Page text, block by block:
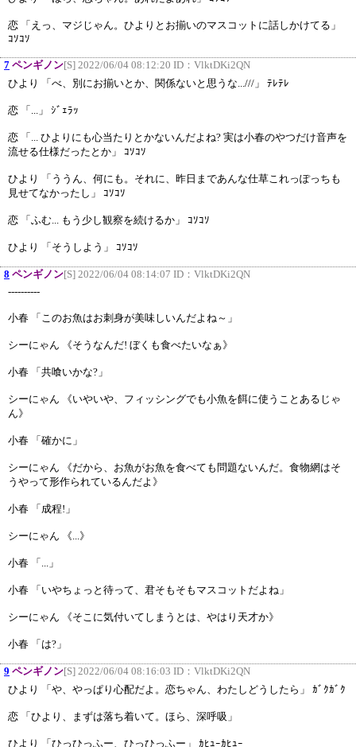
恋 「えっ、マジじゃん。ひよりとお揃いのマスコットに話しかけてる」
ｺｿｺｿ
7 ペンギノン[S] 2022/06/04 08:12:20 ID： VlktDKi2QN
ひより 「べ、別にお揃いとか、関係ないと思うな...///」 ﾃﾚﾃﾚ
恋 「...」 ｼﾞｪﾗｯ
恋 「... ひよりにも心当たりとかないんだよね? 実は小春のやつだけ音声を
流せる仕様だったとか」 ｺｿｺｿ
ひより 「ううん、何にも。それに、昨日まであんな仕草これっぽっちも
見せてなかったし」 ｺｿｺｿ
恋 「ふむ... もう少し観察を続けるか」 ｺｿｺｿ
ひより 「そうしよう」 ｺｿｺｿ
8 ペンギノン[S] 2022/06/04 08:14:07 ID： VlktDKi2QN
----------
小春 「このお魚はお刺身が美味しいんだよね～」
シーにゃん 《そうなんだ! ぼくも食べたいなぁ》
小春 「共喰いかな?」
シーにゃん 《いやいや、フィッシングでも小魚を餌に使うことあるじゃ
ん》
小春 「確かに」
シーにゃん 《だから、お魚がお魚を食べても問題ないんだ。食物網はそ
うやって形作られているんだよ》
小春 「成程!」
シーにゃん 《...》
小春 「...」
小春 「いやちょっと待って、君そもそもマスコットだよね」
シーにゃん 《そこに気付いてしまうとは、やはり天才か》
小春 「は?」
9 ペンギノン[S] 2022/06/04 08:16:03 ID： VlktDKi2QN
ひより 「や、やっぱり心配だよ。恋ちゃん、わたしどうしたら」 ｶﾞｸｶﾞｸ
恋 「ひより、まずは落ち着いて。ほら、深呼吸」
ひより 「ひっひっふー、ひっひっふー」 ｶﾋｭｰｶﾋｭｰ